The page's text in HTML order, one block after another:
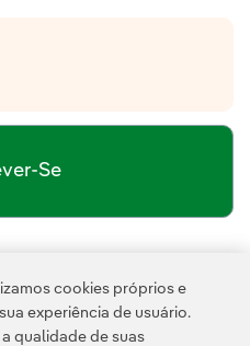
Se
reCAPTCHA e pela Política de
de Serviço do Google
cookies próprios e
experiência de usuário.
qualidade de suas